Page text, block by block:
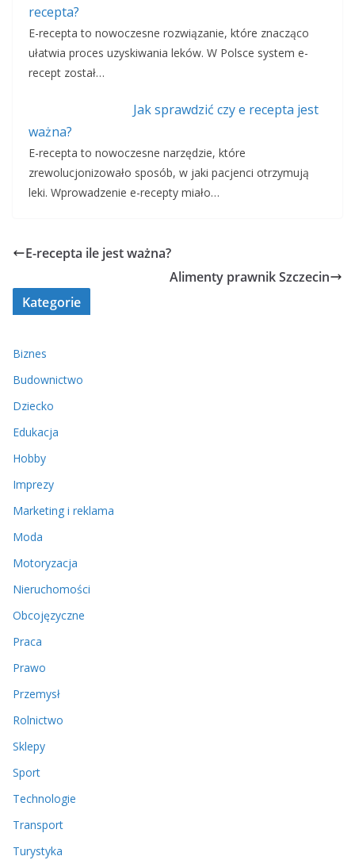
recepta?
E-recepta to nowoczesne rozwiązanie, które znacząco
ułatwia proces uzyskiwania leków. W Polsce system e-
recept został…
Jak sprawdzić czy e recepta jest
ważna?
E-recepta to nowoczesne narzędzie, które
zrewolucjonizowało sposób, w jaki pacjenci otrzymują
leki. Wprowadzenie e-recepty miało…
E-recepta ile jest ważna?
Alimenty prawnik Szczecin
Kategorie
Biznes
Budownictwo
Dziecko
Edukacja
Hobby
Imprezy
Marketing i reklama
Moda
Motoryzacja
Nieruchomości
Obcojęzyczne
Praca
Prawo
Przemysł
Rolnictwo
Sklepy
Sport
Technologie
Transport
Turystyka